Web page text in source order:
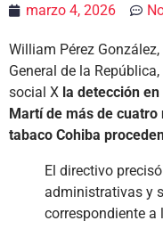
marzo 4, 2026
William Pérez
General de la
social X la detección
Martí de más de
tabaco Cohiba
El directivo
administrativas y
correspondiente a